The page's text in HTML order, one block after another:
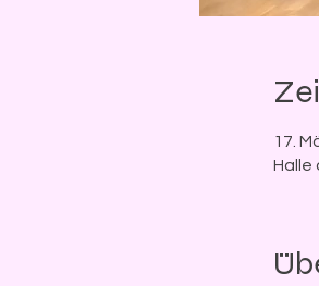
17.
Halle